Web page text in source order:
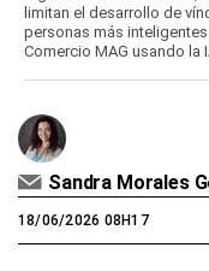
limitan el desarrollo de
personas más
Comercio MAG usando la
Sandra Morales
18/06/2026 08H17